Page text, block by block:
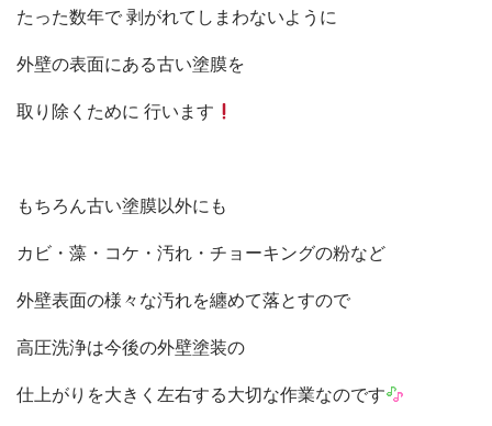
たった数年で 剥がれてしまわないように
外壁の表面にある古い塗膜を
取り除くために 行います
もちろん古い塗膜以外にも
カビ・藻・コケ・汚れ・チョーキングの粉など
外壁表面の様々な汚れを纏めて落とすので
高圧洗浄は今後の外壁塗装の
仕上がりを大きく左右する大切な作業なのです